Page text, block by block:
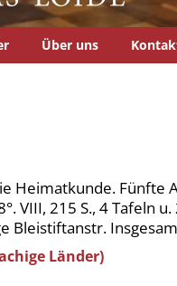
Über uns
Heimatkunde. Fünfte
VIII, 215 S., 4 Tafeln
Bleistiftanstr.
Länder)